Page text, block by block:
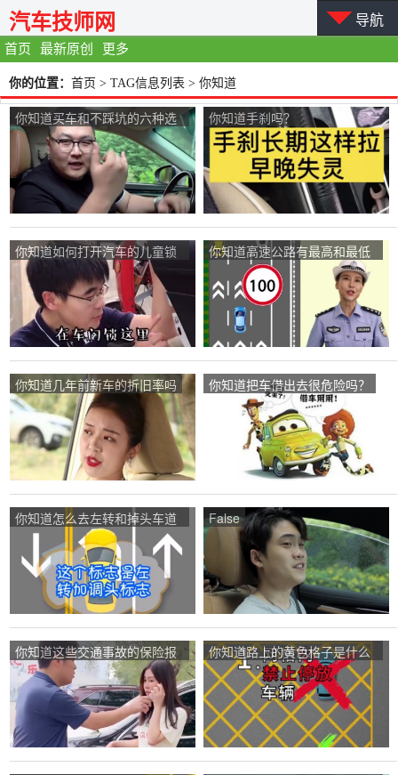
首页 最新原创 更多
汽车技师网 导航
你的位置： 首页 > TAG信息列表 > 你知道
你知道买车和不踩坑的六种选
择吗？
你知道手刹吗？
你知道如何打开汽车的儿童锁
吗
你知道高速公路有最高和最低
速度限制吗？
你知道几年前新车的折旧率吗 你知道把车借出去很危险吗？
你知道怎么去左转和掉头车道
False
你知道这些交通事故的保险报
告技巧吗？
你知道路上的黄色格子是什么
意思吗